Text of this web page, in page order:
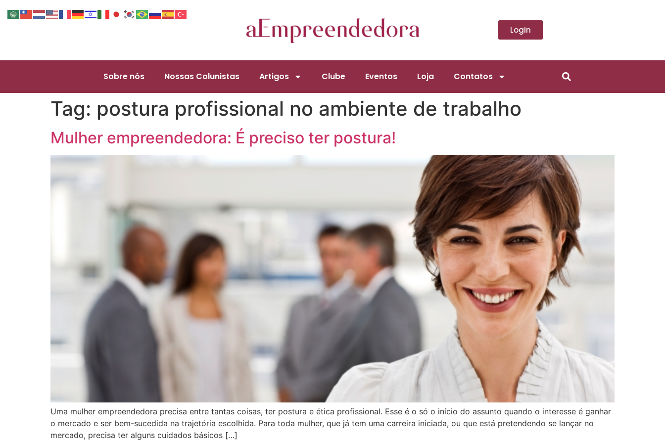
Login
Sobre nós Nossas Colunistas Artigos Clube Eventos Loja Contatos
Tag: postura profissional no ambiente de trabalho
Mulher empreendedora: É preciso ter postura!
Uma mulher empreendedora precisa entre tantas coisas, ter postura e ética profissional. Esse é o só o início do assunto quando o interesse é ganhar
o mercado e ser bem-sucedida na trajetória escolhida. Para toda mulher, que já tem uma carreira iniciada, ou que está pretendendo se lançar no
mercado, precisa ter alguns cuidados básicos […]